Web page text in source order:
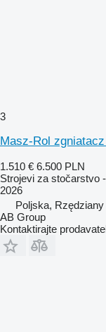
3
Masz-Rol
1.510 € 6.500 PLN
Strojevi za stočarstvo
2026
Poljska, Rzędziany
AB Group
Kontaktirajte